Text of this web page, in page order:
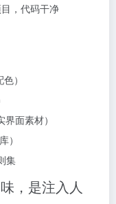
目，代码干净
）
面素材）
）
集
，是注入人